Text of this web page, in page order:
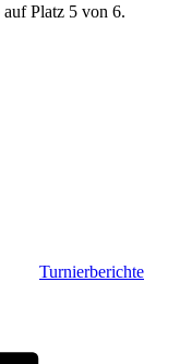
Platz 5 von 6.
Turnierberichte